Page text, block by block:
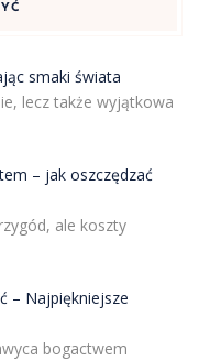
smaki świata
lecz także wyjątkowa
– jak oszczędzać
ale koszty
– Najpiękniejsze
bogactwem